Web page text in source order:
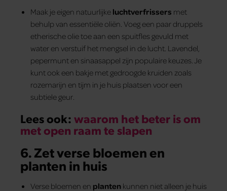
Maak je eigen natuurlijke luchtverfrissers met
behulp van essentiële oliën. Voeg een paar druppels
etherische olie toe aan een spuitfles gevuld met
water en verstuif het mengsel in de lucht. Lavendel,
pepermunt en sinaasappel zijn populaire keuzes. Je
kunt ook een bakje met gedroogde kruiden zoals
rozemarijn en tijm in je huis plaatsen voor een
subtiele geur.
Lees ook:waarom het beter is om
met open raam te slapen
6. Zetverse bloemen en
planten in huis
Verse bloemen en planten kunnen niet alleen je huis